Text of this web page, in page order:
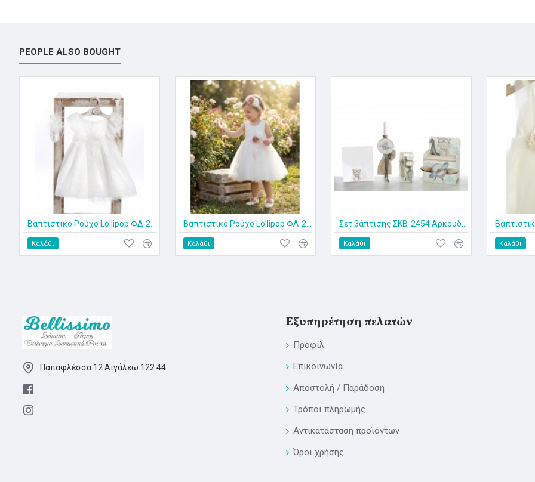
PEOPLE ALSO BOUGHT
Καλάθι Καλάθι Καλάθι Καλάθι
Παπαφλέσσα 12 Αιγάλεω 122 44
Εξυπηρέτηση πελατών
Προφίλ
Επικοινωνία
Αποστολή / Παράδοση
Τρόποι πληρωμής
Αντικατάσταση προϊόντων
Όροι χρήσης